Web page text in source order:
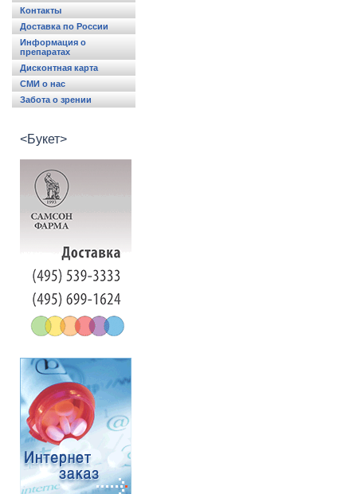
Контакты
Доставка по России
Информация о
препаратах
Дисконтная карта
СМИ о нас
Забота о зрении
<Букет>